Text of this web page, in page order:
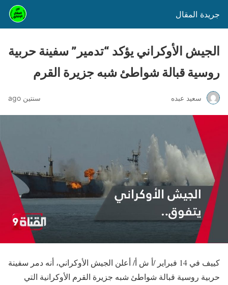
جريدة المقال
الجيش الأوكراني يؤكد “تدمير” سفينة حربية
روسية قبالة شواطئ شبه جزيرة القرم
سعيد عبده سنتين ago
كييف في 14 فبراير /أ ش أ/ أعلن الجيش الأوكراني، أنه دمر سفينة
حربية روسية قبالة شواطئ شبه جزيرة القرم الأوكرانية التي